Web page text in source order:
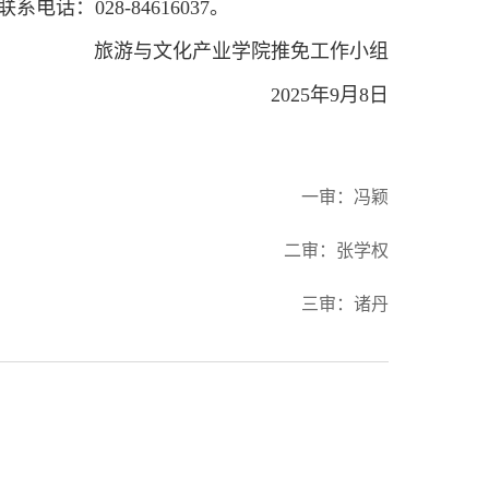
系电话： 028-84616037。
旅游与文化产业学院推免工作小组
2025年9月 8 日
一审：冯颖
二审：张学权
三审：诸丹